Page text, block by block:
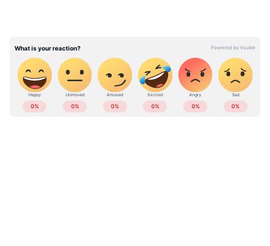
സംസാരിച്ചിരുന്നു.
ABOUT THE AUTHOR